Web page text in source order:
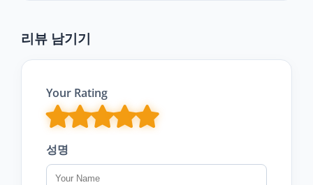
리뷰 남기기
Your Rating
성명